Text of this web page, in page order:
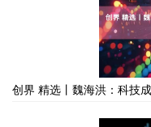
创界 精选丨魏海洪：科技